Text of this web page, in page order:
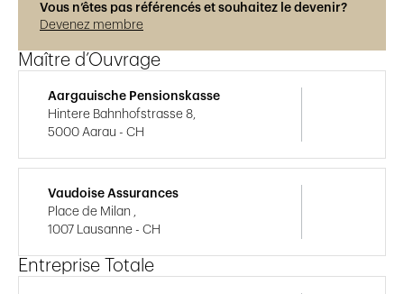
Vous n’êtes pas référencés et souhaitez le devenir?
Devenez membre
Maître d’Ouvrage
Aargauische Pensionskasse
Hintere Bahnhofstrasse 8,
5000 Aarau - CH
Vaudoise Assurances
Place de Milan ,
1007 Lausanne - CH
Entreprise Totale